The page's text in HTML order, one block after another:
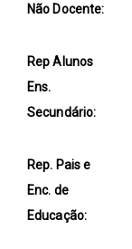
Não Docente:
Rep Alunos
Ens.
Secundário:
Rep. Pais e
Enc. de
Educação: